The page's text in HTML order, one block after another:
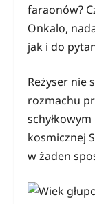
faraonów?
Onkalo,
jak i do
Reżyser nie
rozmachu
kosmicznej
w żaden